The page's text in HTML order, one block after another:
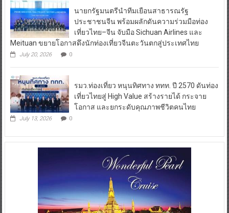
นายกรัฐมนตรีนำทีมเยือนสาธารณรัฐ
ประชาชนจีน พร้อมผลักดันความร่วมมือท่อง
เที่ยวไทย–จีน จับมือ Sichuan Airlines และ
Meituan ขยายโอกาสดึงนักท่องเที่ยวจีนตะวันตกสู่ประเทศไทย
July 20, 2026 0
รมว.ท่องเที่ยว หนุนทิศทาง ททท. ปี 2570 ดันท่อง
เที่ยวไทยสู่ High Value สร้างรายได้ กระจาย
โอกาส และยกระดับคุณภาพชีวิตคนไทย
July 13, 2026 0